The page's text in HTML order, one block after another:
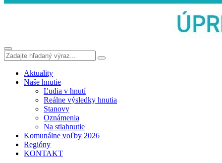
Aktuality
Naše hnutie
Ľudia v hnutí
Reálne výsledky hnutia
Stanovy
Oznámenia
Na stiahnutie
Komunálne voľby 2026
Regióny
KONTAKT